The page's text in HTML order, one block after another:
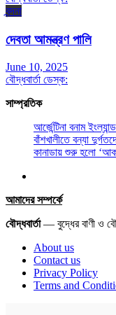
বন্দনা
দেবতা আমন্ত্রণ পালি
June 10, 2025
বৌদ্ধবার্তা ডেস্ক:
সাম্প্রতিক
আর্জেন্টিনা বনাম
বাঁশখালীতে বন্যা
কানাডায় শুরু হলো
আমাদের সম্পর্কে
বৌদ্ধবার্তা— বুদ্ধের বাণী ও
About us
Contact us
Privacy Policy
Terms and